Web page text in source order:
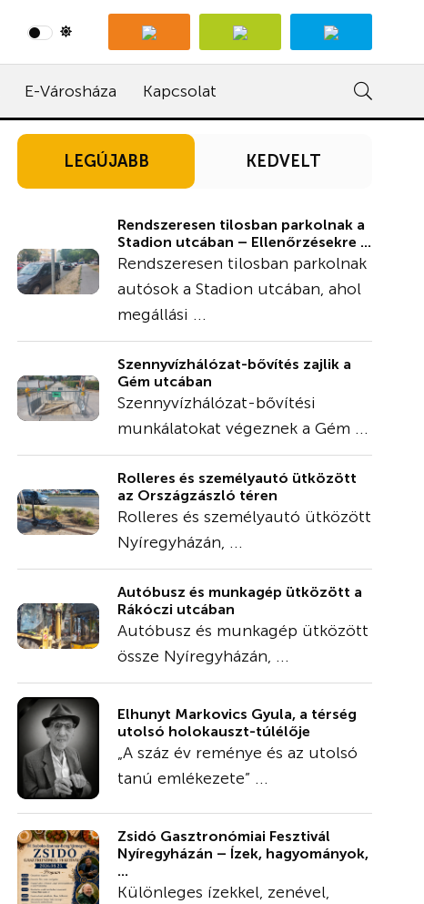
E-Városháza Kapcsolat
LEGÚJABB KEDVELT
Rendszeresen tilosban parkolnak a
Stadion utcában – Ellenőrzésekre ...
Rendszeresen tilosban parkolnak
autósok a Stadion utcában, ahol
megállási ...
Szennyvízhálózat-bővítés zajlik a
Gém utcában
Szennyvízhálózat-bővítési
munkálatokat végeznek a Gém ...
Rolleres és személyautó ütközött
az Országzászló téren
Rolleres és személyautó ütközött
Nyíregyházán, ...
Autóbusz és munkagép ütközött a
Rákóczi utcában
Autóbusz és munkagép ütközött
össze Nyíregyházán, ...
Elhunyt Markovics Gyula, a térség
utolsó holokauszt-túlélője
„A száz év reménye és az utolsó
tanú emlékezete” ...
Zsidó Gasztronómiai Fesztivál
Nyíregyházán – Ízek, hagyományok,
...
Különleges ízekkel, zenével,